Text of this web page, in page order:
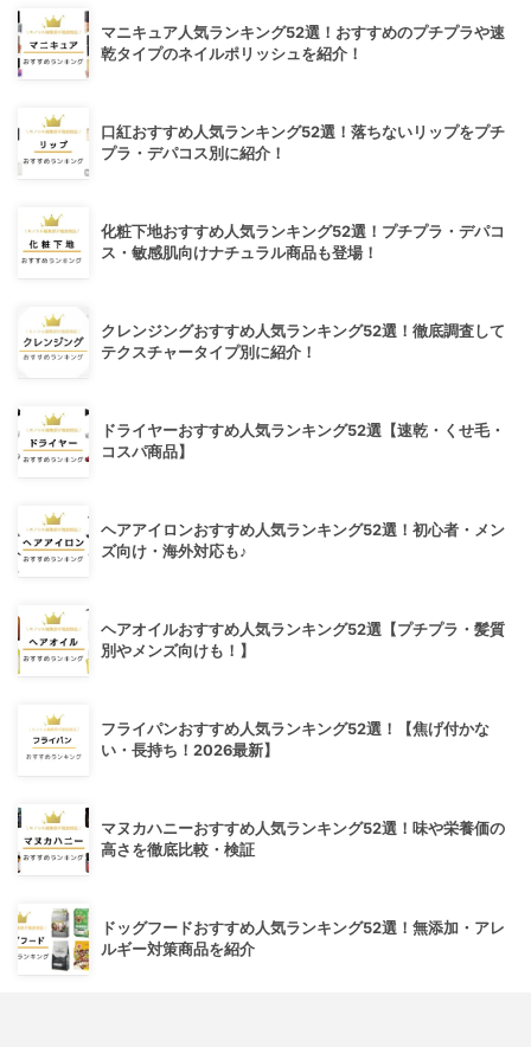
マニキュア人気ランキング52選！おすすめのプチプラや速
乾タイプのネイルポリッシュを紹介！
口紅おすすめ人気ランキング52選！落ちないリップをプチ
プラ・デパコス別に紹介！
化粧下地おすすめ人気ランキング52選！プチプラ・デパコ
ス・敏感肌向けナチュラル商品も登場！
クレンジングおすすめ人気ランキング52選！徹底調査して
テクスチャータイプ別に紹介！
ドライヤーおすすめ人気ランキング52選【速乾・くせ毛・
コスパ商品】
ヘアアイロンおすすめ人気ランキング52選！初心者・メン
ズ向け・海外対応も♪
ヘアオイルおすすめ人気ランキング52選【プチプラ・髪質
別やメンズ向けも！】
フライパンおすすめ人気ランキング52選！【焦げ付かな
い・長持ち！2026最新】
マヌカハニーおすすめ人気ランキング52選！味や栄養価の
高さを徹底比較・検証
ドッグフードおすすめ人気ランキング52選！無添加・アレ
ルギー対策商品を紹介